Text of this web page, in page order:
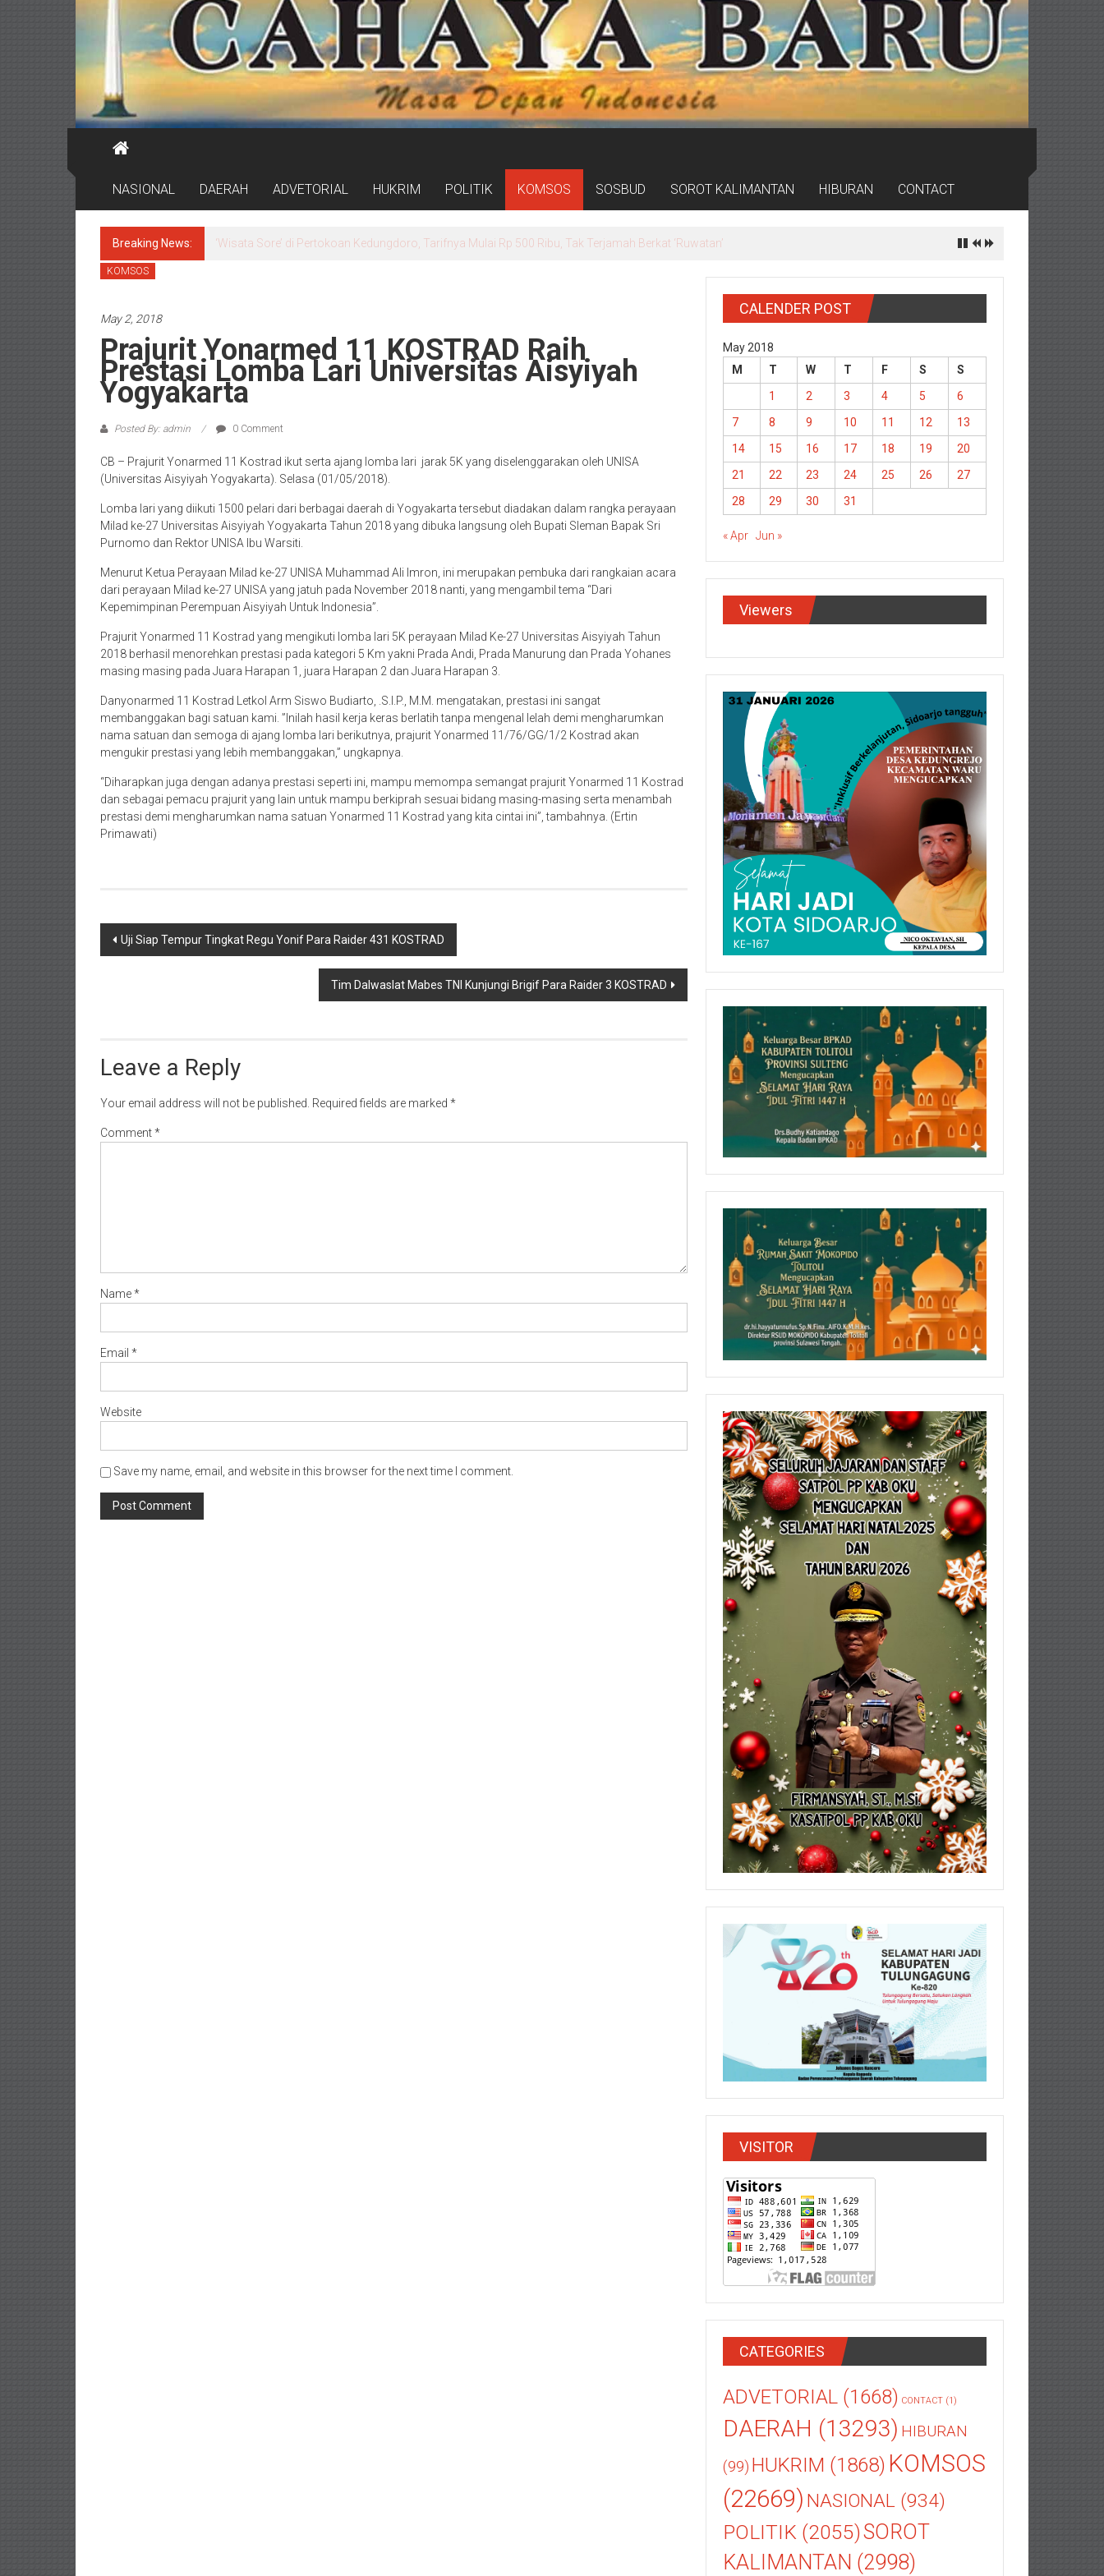
NASIONAL DAERAH ADVETORIAL HUKRIM POLITIK KOMSOS SOSBUD SOROT KALIMANTAN HIBURAN CONTACT
Breaking News: DPRD Surabaya Pastikan Program Kampung Pancasila Terakomodasi Dalam Raperda Kampung Cerdas
KOMSOS
May 2, 2018
Prajurit Yonarmed 11 KOSTRAD Raih
Prestasi Lomba Lari Universitas Aisyiyah
Yogyakarta
Posted By: admin 0 Comment
CB – Prajurit Yonarmed 11 Kostrad ikut serta ajang lomba lari jarak 5K yang diselenggarakan oleh UNISA
(Universitas Aisyiyah Yogyakarta). Selasa (01/05/2018).
Lomba lari yang diikuti 1500 pelari dari berbagai daerah di Yogyakarta tersebut diadakan dalam rangka perayaan
Milad ke-27 Universitas Aisyiyah Yogyakarta Tahun 2018 yang dibuka langsung oleh Bupati Sleman Bapak Sri
Purnomo dan Rektor UNISA Ibu Warsiti.
Menurut Ketua Perayaan Milad ke-27 UNISA Muhammad Ali Imron, ini merupakan pembuka dari rangkaian acara
dari perayaan Milad ke-27 UNISA yang jatuh pada November 2018 nanti, yang mengambil tema “Dari
Kepemimpinan Perempuan Aisyiyah Untuk Indonesia”.
Prajurit Yonarmed 11 Kostrad yang mengikuti lomba lari 5K perayaan Milad Ke-27 Universitas Aisyiyah Tahun
2018 berhasil menorehkan prestasi pada kategori 5 Km yakni Prada Andi, Prada Manurung dan Prada Yohanes
masing masing pada Juara Harapan 1, juara Harapan 2 dan Juara Harapan 3.
Danyonarmed 11 Kostrad Letkol Arm Siswo Budiarto, .S.I.P., M.M. mengatakan, prestasi ini sangat
membanggakan bagi satuan kami. ”Inilah hasil kerja keras berlatih tanpa mengenal lelah demi mengharumkan
nama satuan dan semoga di ajang lomba lari berikutnya, prajurit Yonarmed 11/76/GG/1/2 Kostrad akan
mengukir prestasi yang lebih membanggakan,” ungkapnya.
“Diharapkan juga dengan adanya prestasi seperti ini, mampu memompa semangat prajurit Yonarmed 11 Kostrad
dan sebagai pemacu prajurit yang lain untuk mampu berkiprah sesuai bidang masing-masing serta menambah
prestasi demi mengharumkan nama satuan Yonarmed 11 Kostrad yang kita cintai ini”, tambahnya. (Ertin
Primawati)
Post
Uji Siap Tempur Tingkat Regu Yonif Para Raider 431 KOSTRAD
Tim Dalwaslat Mabes TNI Kunjungi Brigif Para Raider 3 KOSTRAD
Leave a Reply
Your email address will not be published. Required fields are marked *
Comment*
Name*
Email *
Website
Save my name, email, and website in this browser for the next time I comment.
CALENDER POST
May 2018
M
T W T F S
S
1
2 3 4 5
6
7
8 9 10 11 12
13
14
15 16 17 18 19
20
21
22 23 24 25 26
27
28
29 30 31
« Apr Jun »
Viewers
VISITOR
CATEGORIES
ADVETORIAL (1668) CONTACT (1)
DAERAH (13293) HIBURAN
(99) HUKRIM (1868) KOMSOS
(22669) NASIONAL (934)
POLITIK (2055)SOROT
KALIMANTAN (2998)